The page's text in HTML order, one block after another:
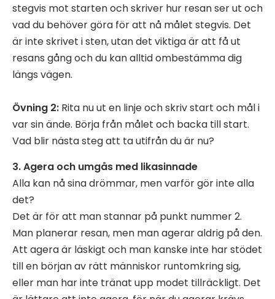
stegvis mot starten och skriver hur resan ser ut och
vad du behöver göra för att nå målet stegvis. Det
är inte skrivet i sten, utan det viktiga är att få ut
resans gång och du kan alltid ombestämma dig
längs vägen.
Övning 2: Rita nu ut en linje och skriv start och mål i
var sin ände. Börja från målet och backa till start.
Vad blir nästa steg att ta utifrån du är nu?
3. Agera och umgås med likasinnade
Alla kan nå sina drömmar, men varför gör inte alla
det?
Det är för att man stannar på punkt nummer 2.
Man planerar resan, men man agerar aldrig på den.
Att agera är läskigt och man kanske inte har stödet
till en början av rätt människor runtomkring sig,
eller man har inte tränat upp modet tillräckligt. Det